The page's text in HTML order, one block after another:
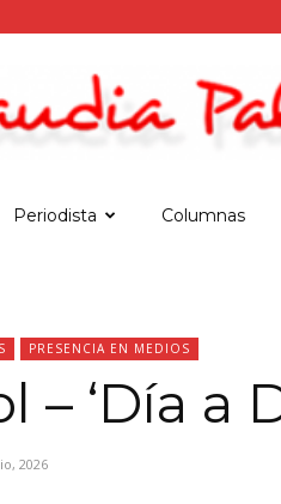
Palacios
Periodista Columnas
PRESENCIA EN MEDIOS
– ‘Día a
2026